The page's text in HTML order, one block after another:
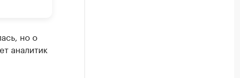
но о
аналитик